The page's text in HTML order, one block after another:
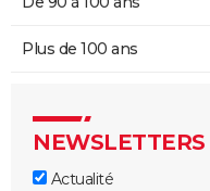
Plus de 100 ans
NEWSLETTERS
Actualité